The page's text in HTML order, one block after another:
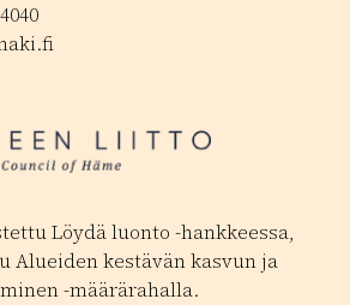
Löydä luonto -hankkeessa,
Alueiden kestävän kasvun ja
-määrärahalla.